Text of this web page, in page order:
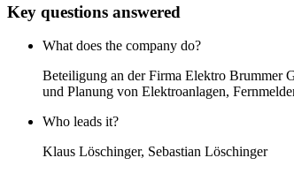
Key questions answered
What does the company do?
Beteiligung an der Firma Elektro Brummer
und Planung von Elektroanlagen,
Who leads it?
Klaus Löschinger, Sebastian Löschinger